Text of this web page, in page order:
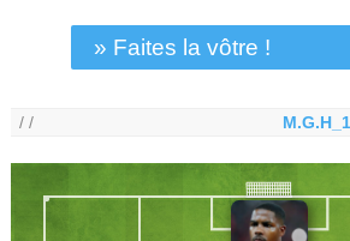
» Faites la vôtre !
/ /